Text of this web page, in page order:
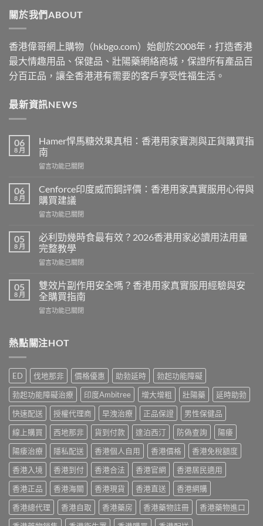
關於我們ABOUT
香港偉哥網上購物（hkbgo.com）始創於2008年，打造香港
最大情趣用品、保健品、壯陽藥網絡商城，保證所有產品百
分百正品，讓全香港港有需要的客戶享受性福生活。
最新資訊NEWS
06
8 月
Hamer悍馬糖效果真相：香港用家實測與正貨購買指
南
在
悍
馬
糖
效
真
相：
香
港
家
實
與
購
南〉
中
留言功能已關閉
06
8 月
Cenforce印度威而鋼評價：香港用家真實服用心得與
購買建議
在
印
度
威
而
評
價：
香
港
真
用
心
得
與
購
買
建
議〉
中
留言功能已關閉
05
8 月
必利勁幾時食最有效？2026香港用家必讀用法用量
完整教學
在
利
勁
幾
時
有
香
港
用
家
必
讀
用
法
用
量
完
整
教
學〉
中
留言功能已關閉
05
8 月
雙效片副作用安全嗎？香港用家真實服用經驗與安
全購買指南
在
片
副
用
安
全
嗎？
香
港
用
家
真
實
服
用
經
驗
與
安
留言功能已關閉
熱點關注HOT
ED 伐地那非 價格優惠 助勃延時
勃起功能障礙
勃起功能障礙治療
印度Ambitree 增大增粗 壯陽藥
延時助勃
快速配送
授權代理商 早洩治療 正品保證
男性保健品
線上購買
西地那非 貨到付款 達泊西汀 防偽查詢
陽痿
陽痿治療
隱私配送 香港個人自用 香港價格
香港免稅額度
香港入境
香港到付 香港合法 香港官網
香港居民適用
香港正品
香港海關 香港現貨 香港直送
香港網購
香港總代理
香港自取 香港藥房 香港藥物註冊
香港藥物進口